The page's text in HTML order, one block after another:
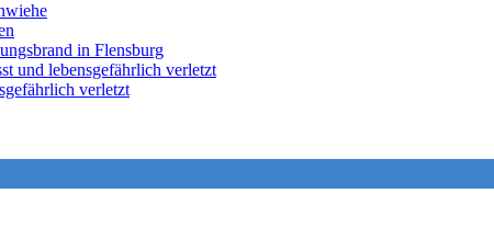
in Flensburg
und lebensgefährlich verletzt
verletzt